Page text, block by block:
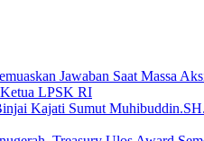
Jawaban Saat Massa
LPSK RI
Kajati Sumut